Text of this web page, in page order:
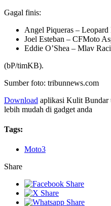
Gagal finis:
Angel Piqueras –
Joel Esteban – CFMoto
Eddie O’Shea – Mlav
(bP/timKB).
Sumber foto: tribunnews.com
Download aplikasi Kulit Bundar
lebih mudah di gadget anda
Tags:
Moto3
Share